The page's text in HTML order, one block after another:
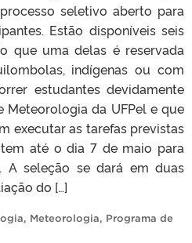
seletivo aberto para
Estão disponíveis seis
que uma delas é reservada
indígenas ou com
estudantes devidamente
da UFPel e que
executar as tarefas previstas
até o dia 7 de maio para
A seleção se dará em duas
do […]
, Meteorologia, Programa de